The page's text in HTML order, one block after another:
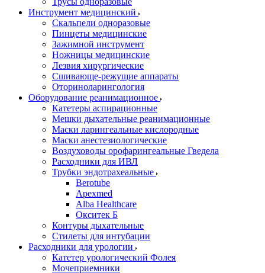
Инструмент медицинский
Скальпели одноразовые
Пинцеты медицинские
Зажимной инструмент
Ножницы медицинские
Лезвия хирургические
Сшивающе-режущие аппараты
Оториноларингология
Оборудование реанимационное
Катетеры аспирационные
Мешки дыхательные реанимационные
Маски ларингеальные кислородные
Маски анестезиологические
Воздуховоды орофарингеальные Гведела
Расходники для ИВЛ
Трубки эндотрахеальные
Berotube
Apexmed
Alba Healthcare
Окситек Б
Контуры дыхательные
Стилеты для интубации
Расходники для урологии
Катетер урологический Фолея
Мочеприемники